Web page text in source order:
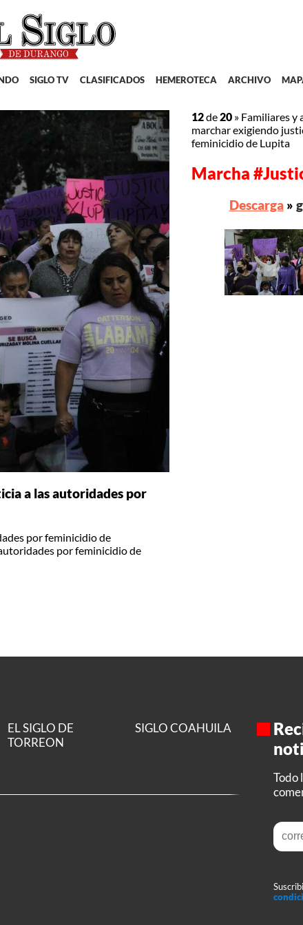
SIGLO TV CLASIFICADOS HEMEROTECA ARCHIVO
a las autoridades por
por feminicidio de
por feminicidio de
12de20 » Familiares y
marchar exigiendo
feminicidio de Lupita
Marcha
Descarga»
EL SIGLO DE
TORREON
SIGLO COAHUILA
Todo